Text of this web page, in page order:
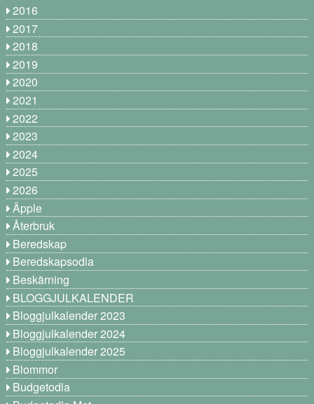
2016
2017
2018
2019
2020
2021
2022
2023
2024
2025
2026
Äpple
Återbruk
Beredskap
Beredskapsodla
Beskärning
BLOGGJULKALENDER
Bloggjulkalender 2023
Bloggjulkalender 2024
Bloggjulkalender 2025
Blommor
Budgetodla